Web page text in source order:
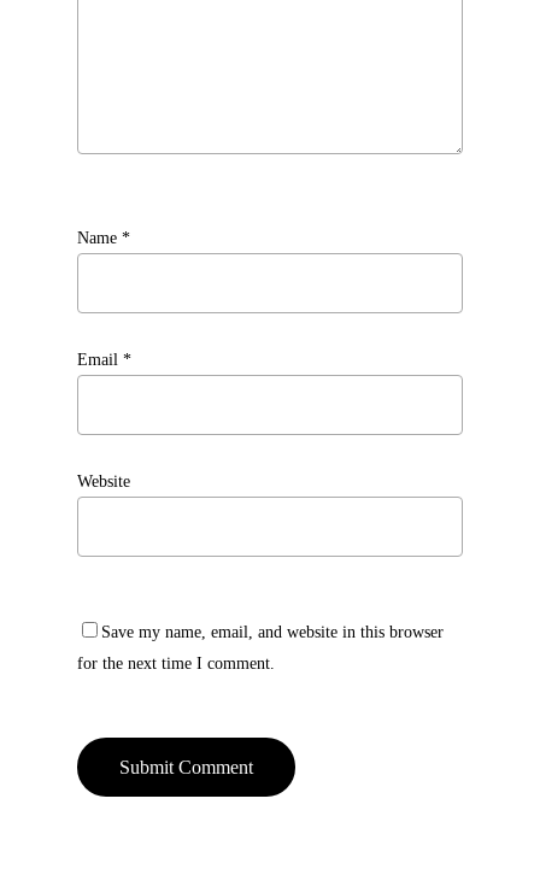
Name *
Email *
Website
Save my name, email, and website in this browser
for the next time I comment.